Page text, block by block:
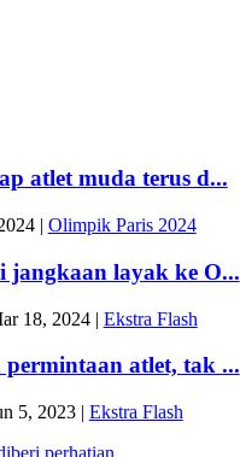
atlet muda terus d...
| Olimpik Paris 2024
jangkaan layak ke O...
18, 2024| Ekstra Flash
atlet, tak ...
5, 2023| Ekstra Flash